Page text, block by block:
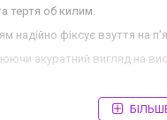
тертя об килим.
надійно фіксує взуття на
акуратний вигляд на